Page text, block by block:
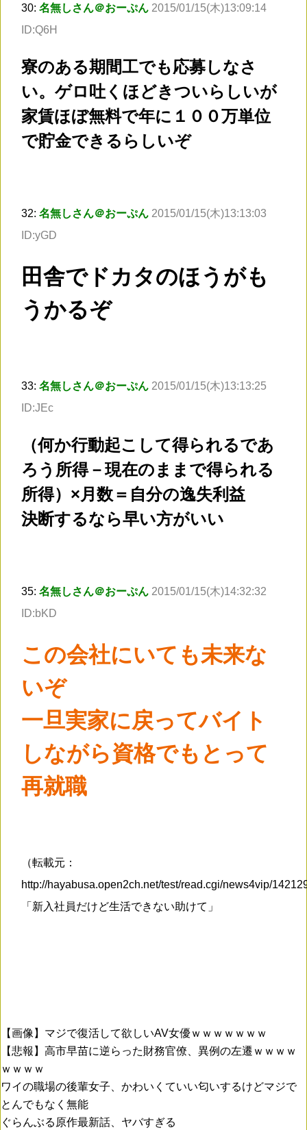
30: 名無しさん＠おーぷん 2015/01/15(木)13:09:14
ID:Q6H
寮のある期間工でも応募しなさ
い。ゲロ吐くほどきついらしいが
家賃ほぼ無料で年に１００万単位
で貯金できるらしいぞ
32: 名無しさん＠おーぷん 2015/01/15(木)13:13:03
ID:yGD
田舎でドカタのほうがも
うかるぞ
33: 名無しさん＠おーぷん 2015/01/15(木)13:13:25
ID:JEc
（何か行動起こして得られるであ
ろう所得－現在のままで得られる
所得）×月数＝自分の逸失利益
決断するなら早い方がいい
35: 名無しさん＠おーぷん 2015/01/15(木)14:32:32
ID:bKD
この会社にいても未来な
いぞ
一旦実家に戻ってバイト
しながら資格でもとって
再就職
（転載元：
http://hayabusa.open2ch.net/test/read.cgi/news4vip/
「新入社員だけど生活できない助けて」
【画像】マジで復活して欲しいAV女優ｗｗｗｗｗｗｗ
【悲報】高市早苗に逆らった財務官僚、異例の左遷ｗｗｗｗ
ｗｗｗｗ
ワイの職場の後輩女子、かわいくていい匂いするけどマジで
とんでもなく無能
ぐらんぶる原作最新話、ヤバすぎる